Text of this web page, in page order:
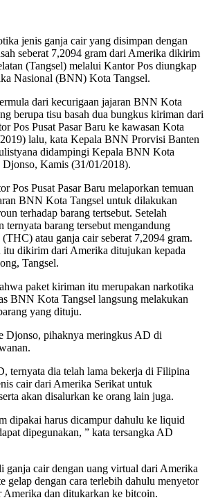
jenis ganja cair yang disimpan dengan
seberat 7,2094 gram dari Amerika dikirim
(Tangsel) melalui Kantor Pos diungkap
Nasional (BNN) Kota Tangsel.
dari kecurigaan jajaran BNN Kota
berupa tisu basah dua bungkus kiriman dari
Pos Pusat Pasar Baru ke kawasan Kota
lalu, kata Kepala BNN Prorvisi Banten
didampingi Kepala BNN Kota
Kamis (31/01/2018).
Pos Pusat Pasar Baru melaporkan temuan
BNN Kota Tangsel untuk dilakukan
terhadap barang tertsebut. Setelah
ternyata barang tersebut mengandung
atau ganja cair seberat 7,2094 gram.
itu dikirim dari Amerika ditujukan kepada
Tangsel.
paket kiriman itu merupakan narkotika
BNN Kota Tangsel langsung melakukan
yang dituju.
Djonso, pihaknya meringkus AD di
ternyata dia telah lama bekerja di Filipina
cair dari Amerika Serikat untuk
akan disalurkan ke orang lain juga.
dipakai harus dicampur dahulu ke liquid
dipegunakan, ” kata tersangka AD
ganja cair dengan uang virtual dari Amerika
gelap dengan cara terlebih dahulu menyetor
Amerika dan ditukarkan ke bitcoin.